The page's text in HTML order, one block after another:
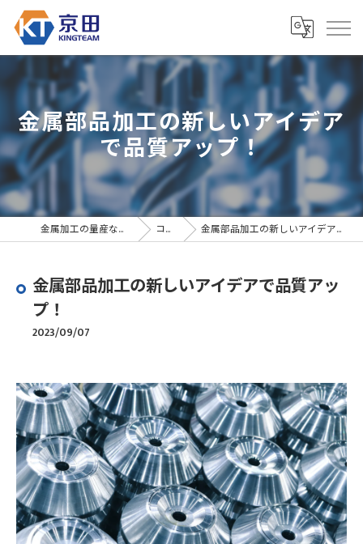
金属部品加工の新しいアイデア
で品質アップ！
金属加工の量産なら京田精密 コラム 金属部品加工の新しいアイデアで品質アップ！
金属部品加工の新しいアイデアで品質アッ
プ！
2023/09/07